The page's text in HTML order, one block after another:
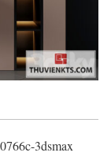
3dsmax